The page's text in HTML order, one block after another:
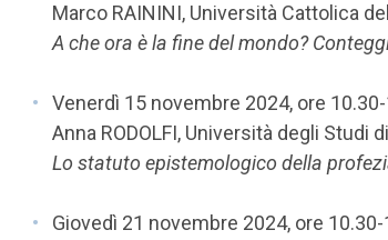
Marco RAININI, Università Cattolica
A che ora è la fine del mondo?
Venerdì 15 novembre 2024, ore
Anna RODOLFI, Università degli Studi
Lo statuto epistemologico della
Giovedì 21 novembre 2024, ore